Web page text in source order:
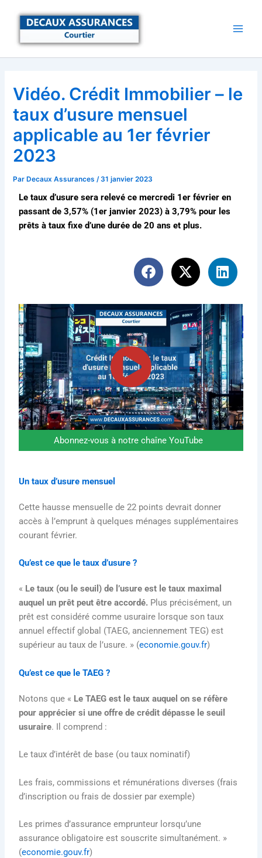
Vidéo. Crédit Immobilier – le
taux d’usure mensuel
applicable au 1er février
2023
Par Decaux Assurances/31 janvier 2023
Le taux d’usure sera relevé ce mercredi 1er février en
passant de 3,57% (1er janvier 2023) à 3,79% pour les
prêts à taux fixe d’une durée de 20 ans et plus.
Abonnez-vous à notre chaîne YouTube
Un taux d’usure mensuel
Cette hausse mensuelle de 22 points devrait donner
accès à l’emprunt à quelques ménages supplémentaires
courant février.
Qu’est ce que le taux d’usure ?
« Le taux (ou le seuil) de l’usure est le taux maximal
auquel un prêt peut être accordé. Plus précisément, un
prêt est considéré comme usuraire lorsque son taux
annuel effectif global (TAEG, anciennement TEG) est
supérieur au taux de l’usure. » (economie.gouv.fr)
Qu’est ce que le TAEG ?
Notons que « Le TAEG est le taux auquel on se réfère
pour apprécier si une offre de crédit dépasse le seuil
usuraire. Il comprend :
Le taux d’intérêt de base (ou taux nominatif)
Les frais, commissions et rémunérations diverses (frais
d’inscription ou frais de dossier par exemple)
Les primes d’assurance emprunteur lorsqu’une
assurance obligatoire est souscrite simultanément. »
(economie.gouv.fr)